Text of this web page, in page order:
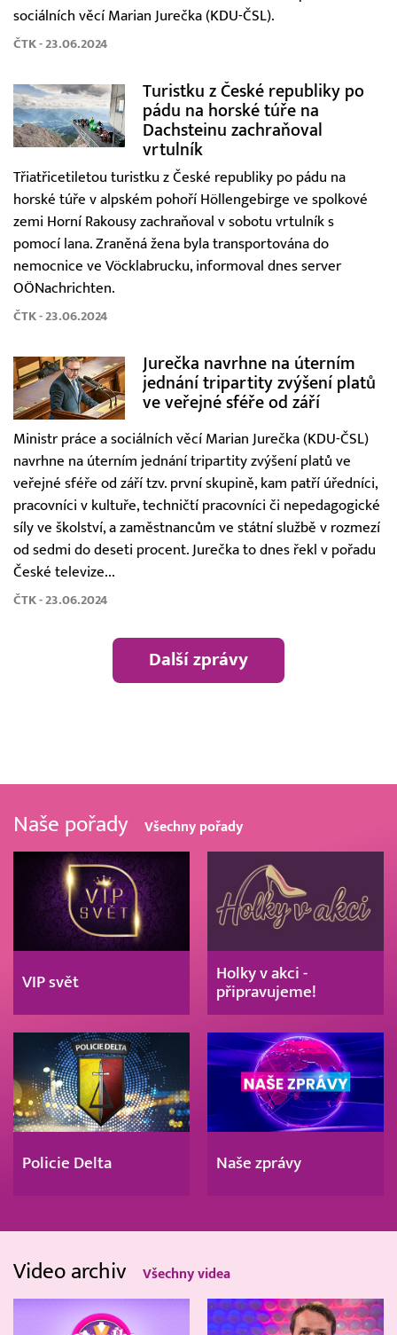
sociálních věcí Marian Jurečka (KDU-ČSL).
ČTK - 23.06.2024
Turistku z České republiky po
pádu na horské túře na
Dachsteinu zachraňoval
vrtulník
Třiatřicetiletou turistku z České republiky po pádu na
horské túře v alpském pohoří Höllengebirge ve spolkové
zemi Horní Rakousy zachraňoval v sobotu vrtulník s
pomocí lana. Zraněná žena byla transportována do
nemocnice ve Vöcklabrucku, informoval dnes server
OÖNachrichten.
ČTK - 23.06.2024
Jurečka navrhne na úterním
jednání tripartity zvýšení platů
ve veřejné sféře od září
Ministr práce a sociálních věcí Marian Jurečka (KDU-ČSL)
navrhne na úterním jednání tripartity zvýšení platů ve
veřejné sféře od září tzv. první skupině, kam patří úředníci,
pracovníci v kultuře, techničtí pracovníci či nepedagogické
síly ve školství, a zaměstnancům ve státní službě v rozmezí
od sedmi do deseti procent. Jurečka to dnes řekl v pořadu
České televize...
ČTK - 23.06.2024
Další zprávy
Naše pořady Všechny pořady
VIP svět
Holky v akci -
připravujeme!
Policie Delta Naše zprávy
Video archiv Všechny videa